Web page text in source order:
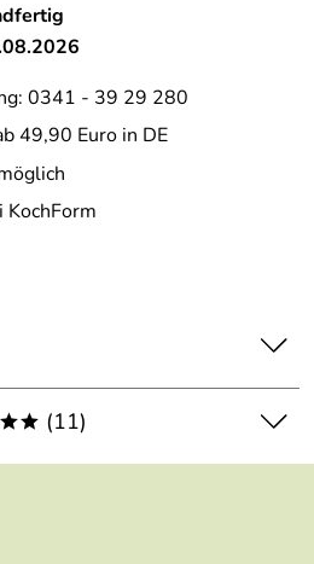
0341 - 39 29 280
49,90 Euro in DE
6er-Set.
können schön und anmutig
nach den Kollektionen des 19.
Das mechanisch hergestellte
(11)